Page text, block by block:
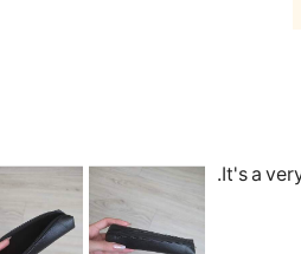
It's a